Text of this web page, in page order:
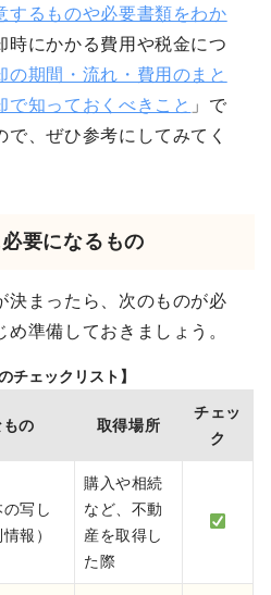
するものや必要書類をわか
時にかかる費用や税金につ
の期間・流れ・費用のまと
で知っておくべきこと 」で
で、ぜひ参考にしてみてく
要になるもの
決まったら、次のものが必
準備しておきましょう。
チェックリスト】
の 取得場所
チェッ
ク
写し
報）
購入や相続
など、不動
産を取得し
た際